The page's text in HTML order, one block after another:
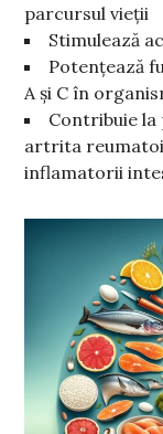
parcursul vieții
Stimulează
Potențează
A și C în
Contribuie la
artrita
inflamatorii